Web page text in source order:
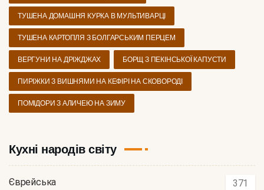
ТУШЕНА ДОМАШНЯ КУРКА В МУЛЬТИВАРЦІ
ТУШЕНА КАРТОПЛЯ З БОЛГАРСЬКИМ ПЕРЦЕМ
ВЕРГУНИ НА ДРІЖДЖАХ БОРЩ З ПЕКІНСЬКОЇ КАПУСТИ
ПИРІЖКИ З ВИШНЯМИ НА КЕФІРІ НА СКОВОРОДІ
ПОМІДОРИ З АЛИЧЕЮ НА ЗИМУ
Кухні народів світу
Єврейська 371